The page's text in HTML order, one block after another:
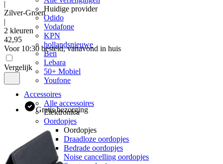
Huidige provider
Odido
Vodafone
KPN
hollandsnieuwe
Ben
Lebara
50+ Mobiel
Youfone
Accessoires
Alle accessoires
Elektronica
Oordopjes
Oordopjes
Draadloze oordopjes
Bedrade oordopjes
Noise cancelling oordopjes
|
Zilver-Groen
|
2 kleuren
42,95
Voor 10:30 besteld, vanavond in huis
Vergelijk
Gratis bezorging